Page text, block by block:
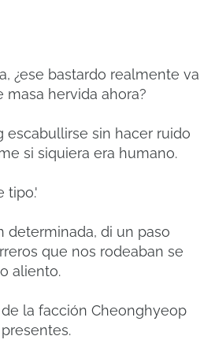
¿ese bastardo realmente va
masa hervida ahora?
escabullirse sin hacer ruido
si siquiera era humano.
tipo.'
determinada, di un paso
que nos rodeaban se
aliento.
la facción Cheonghyeop